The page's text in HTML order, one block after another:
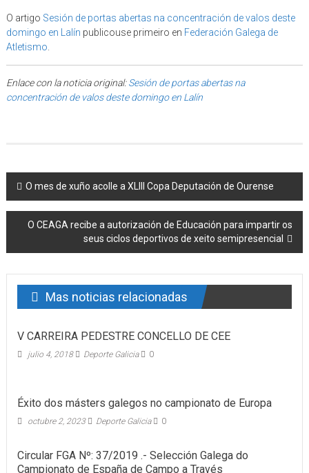
O artigo Sesión de portas abertas na concentración de valos deste
domingo en Lalín publicouse primeiro en Federación Galega de
Atletismo.
Enlace con la noticia original:Sesión de portas abertas na
concentración de valos deste domingo en Lalín
Post navigation
O mes de xuño acolle a XLIII Copa Deputación de Ourense
O CEAGA recibe a autorización de Educación para impartir os
seus ciclos deportivos de xeito semipresencial
Mas noticias relacionadas
V CARREIRA PEDESTRE CONCELLO DE CEE
julio 4, 2018 Deporte Galicia 0
Éxito dos másters galegos no campionato de Europa
octubre 2, 2023 Deporte Galicia 0
Circular FGA Nº: 37/2019 .- Selección Galega do
Campionato de España de Campo a Través